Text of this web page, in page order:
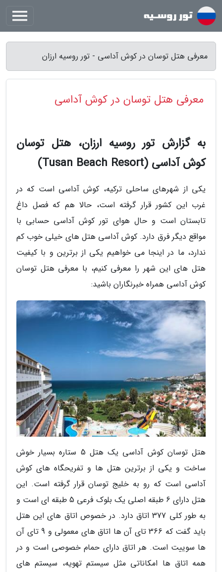
معرفی هتل توسان در کوش آداسی - تور روسیه ارزان
معرفی هتل توسان در کوش آداسی
به گزارش تور روسیه ارزان، هتل توسان
کوش آداسی (Tusan Beach Resort)
یکی از شهرهای ساحلی ترکیه، کوش آداسی است که در
غرب این کشور قرار گرفته است، حالا هم که فصل داغ
تابستان است و حال هوای تور کوش آداسی حسابی با
مواقع دیگر فرق دارد. کوش آداسی هتل های خیلی خوب کم
ندارد، ما در اینجا می خواهیم یکی از برترین و با کیفیت
هتل های این شهر را معرفی کنیم، با معرفی هتل توسان
کوش آداسی همراه خبرنگاران باشید:
هتل توسان کوش آداسی یک هتل 5 ستاره بسیار خوش
ساخت و یکی از برترین هتل ها و تفریحگاه های کوش
آداسی است که رو به خلیج توسان قرار گرفته است. این
هتل دارای 6 طبقه اصلی یک بلوک فرعی 5 طبقه ای است و
به طور کلی 377 اتاق دارد. در خصوص اتاق های این هتل
باید گفت که 366 تای آن ها اتاق های معمولی و 9 تای آن
ها سوییت است. هر اتاق دارای حمام خصوصی است و در
همه اتاق ها امکاناتی مثل سیستم تهویه، سیستم های